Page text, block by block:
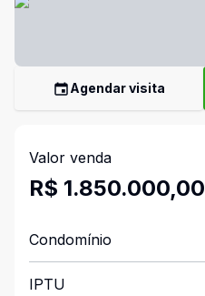
Agendar visita
Valor venda
R$ 1.850.000,00
Condomínio
IPTU